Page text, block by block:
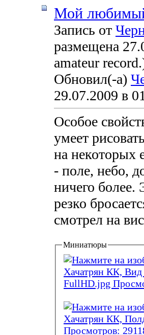
Мой
Запись от
размещена
amateur
Обновил(-а)
29.07.2009 в
Особое
умеет
на некоторых
- поле, небо,
ничего более.
резко
смотрел на
Миниатюры